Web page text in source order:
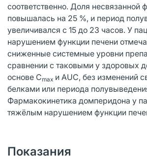
соответственно. Доля несвязанной
повышалась на 25 %, и период
увеличивался с 15 до 23 часов. У
нарушением функции печени
сниженные системные уровни
сравнении с таковыми у здоровых
основе Cmax и AUC, без изменений
белками или периода
Фармакокинетика домперидона у
тяжёлым нарушением функции
Показания